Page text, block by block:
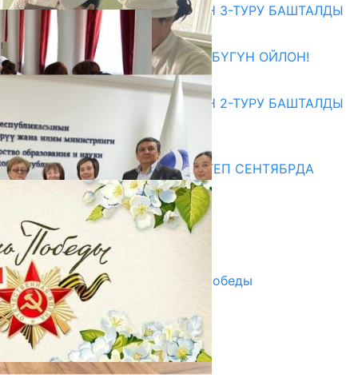
ЖОЖДОРГО КАБЫЛ АЛУУНУН 3-ТУРУ БАШТАЛДЫ
27.07.2026
ӨЗҮҢДҮН КЕЛЕЧЕГИҢ ҮЧҮН БҮГҮН ОЙЛОН!
20.07.2026
ЖОЖДОРГО КАБЫЛ АЛУУНУН 2-ТУРУ БАШТАЛДЫ
20.07.2026
Медиа
СУЗАКТА 750 ОРУНДУУ МЕКТЕП СЕНТЯБРДА
ПАЙДАЛАНУУГА БЕРИЛЕТ
07.08.2025
Улуу Жеңиштин жандуу сөзү
29.04.2025
Награды в преддверии Дня Победы
29.04.2025